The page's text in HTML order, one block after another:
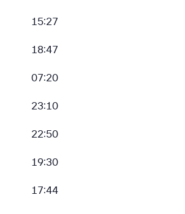
15:27
18:47
07:20
23:10
22:50
19:30
17:44